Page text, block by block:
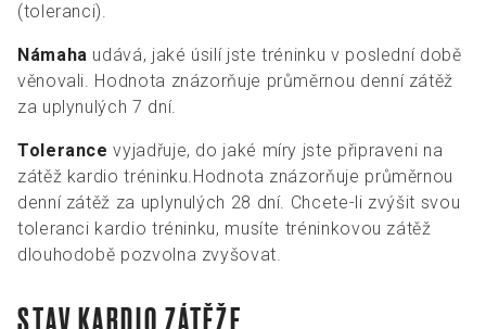
(toleranci).
Námaha udává, jaké úsilí jste tréninku v poslední době
věnovali. Hodnota znázorňuje průměrnou denní zátěž
za uplynulých 7 dní.
Tolerance vyjadřuje, do jaké míry jste připraveni na
zátěž kardio tréninku.Hodnota znázorňuje průměrnou
denní zátěž za uplynulých 28 dní. Chcete-li zvýšit svou
toleranci kardio tréninku, musíte tréninkovou zátěž
dlouhodobě pozvolna zvyšovat.
STAV KARDIO ZÁTĚŽE